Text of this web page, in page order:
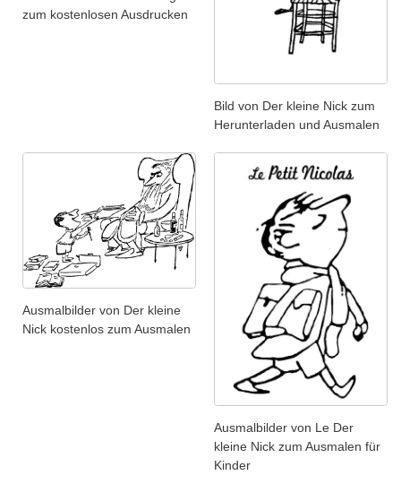
zum kostenlosen Ausdrucken
Bild von Der kleine Nick zum
Herunterladen und Ausmalen
Ausmalbilder von Der kleine
Nick kostenlos zum Ausmalen
Ausmalbilder von Le Der
kleine Nick zum Ausmalen für
Kinder